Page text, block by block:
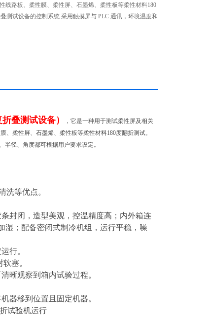
线路板、柔性膜、柔性屏、石墨烯、柔性板等柔性材料180
测试设备的控制系统 采用触摸屏与 PLC 通讯，环境温度和
叠测试设备）
，它是一种用于测试柔性屏及相关
柔性屏、石墨烯、柔性板等柔性材料180度翻折测试。
径、角度都可根据用户要求设定。
洗等优点。
封闭，造型美观，控温精度高；内外箱连
湿；配备密闭式制冷机组，运行平稳，噪
行。
塞。
晰观察到箱内试验过程。
器移到位置且固定机器。
试验机运行